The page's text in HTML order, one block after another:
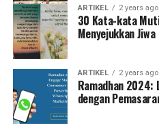
ARTIKEL 2 years ago
30 Kata-kata
Menyejukkan Jiwa
ARTIKEL 2 years ago
Ramadhan 2024:
dengan